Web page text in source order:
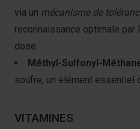
via un mécanisme de
reconnaissance optimale par
dose.
Méthyl-Sulfonyl-
soufre, un élément essentiel
VITAMINES